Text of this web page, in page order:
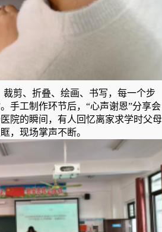
剪、折叠、绘画、书写，每一个步
手工制作环节后，“心声谢恩”分享会
院的瞬间，有人回忆离家求学时父母
，现场掌声不断。